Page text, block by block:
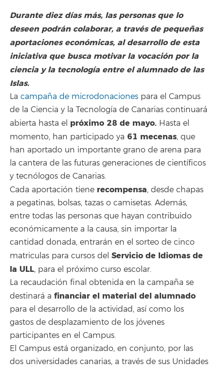
Durante diez días más, las personas que lo
deseen podrán colaborar, a través de pequeñas
aportaciones económicas, al desarrollo de esta
iniciativa que busca motivar la vocación por la
ciencia y la tecnología entre el alumnado de las
Islas.
La campaña de microdonaciones para el Campus
de la Ciencia y la Tecnología de Canarias continuará
abierta hasta el próximo 28 de mayo. Hasta el
momento, han participado ya 61 mecenas, que
han aportado un importante grano de arena para
la cantera de las futuras generaciones de científicos
y tecnólogos de Canarias.
Cada aportación tiene recompensa, desde chapas
a pegatinas, bolsas, tazas o camisetas. Además,
entre todas las personas que hayan contribuido
económicamente a la causa, sin importar la
cantidad donada, entrarán en el sorteo de cinco
matriculas para cursos del Servicio de Idiomas de
la ULL, para el próximo curso escolar.
La recaudación final obtenida en la campaña se
destinará a financiar el material del alumnado
para el desarrollo de la actividad, así como los
gastos de desplazamiento de los jóvenes
participantes en el Campus.
El Campus está organizado, en conjunto, por las
dos universidades canarias, a través de sus Unidades